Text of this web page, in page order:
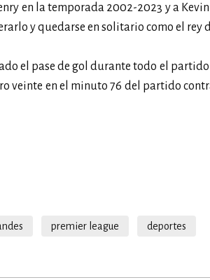
en la temporada 2002-2023 y a
y quedarse en solitario como el rey
el pase de gol durante todo el
veinte en el minuto 76 del partido
premier league deportes